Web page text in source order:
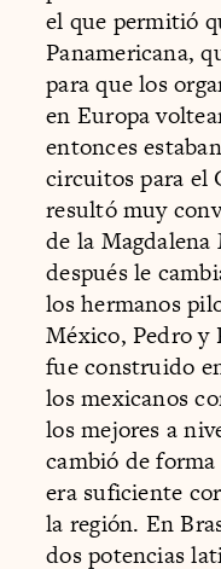
el que permitió
Panamericana,
para que los
en Europa
entonces
circuitos para el
resultó muy
de la
después le
los hermanos
México, Pedro
fue construido
los mexicanos
los mejores a
cambió de
era suficiente
la región. En
dos potencias